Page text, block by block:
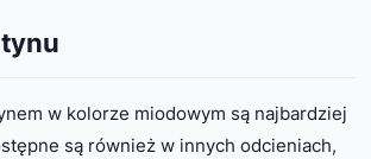
w kolorze miodowym są najbardziej
są również w innych odcieniach,